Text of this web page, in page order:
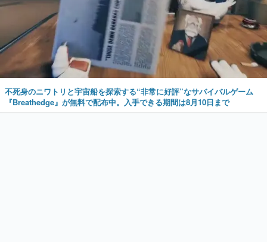
不死身のニワトリと宇宙船を探索する“非常に好評”なサバイバルゲーム
『Breathedge』が無料で配布中。入手できる期間は8月10日まで